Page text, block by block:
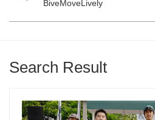
Search Result